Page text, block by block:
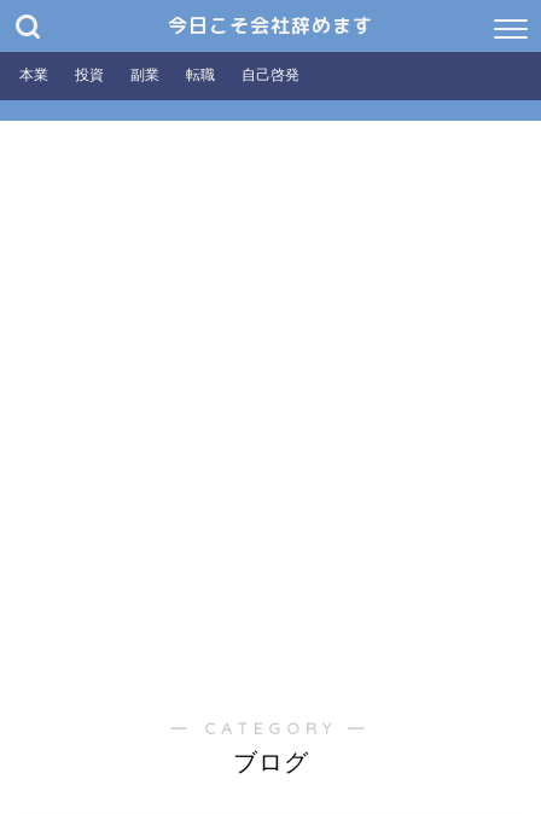
今日こそ会社辞めます
本業 投資 副業 転職 自己啓発
― CATEGORY ―
ブログ